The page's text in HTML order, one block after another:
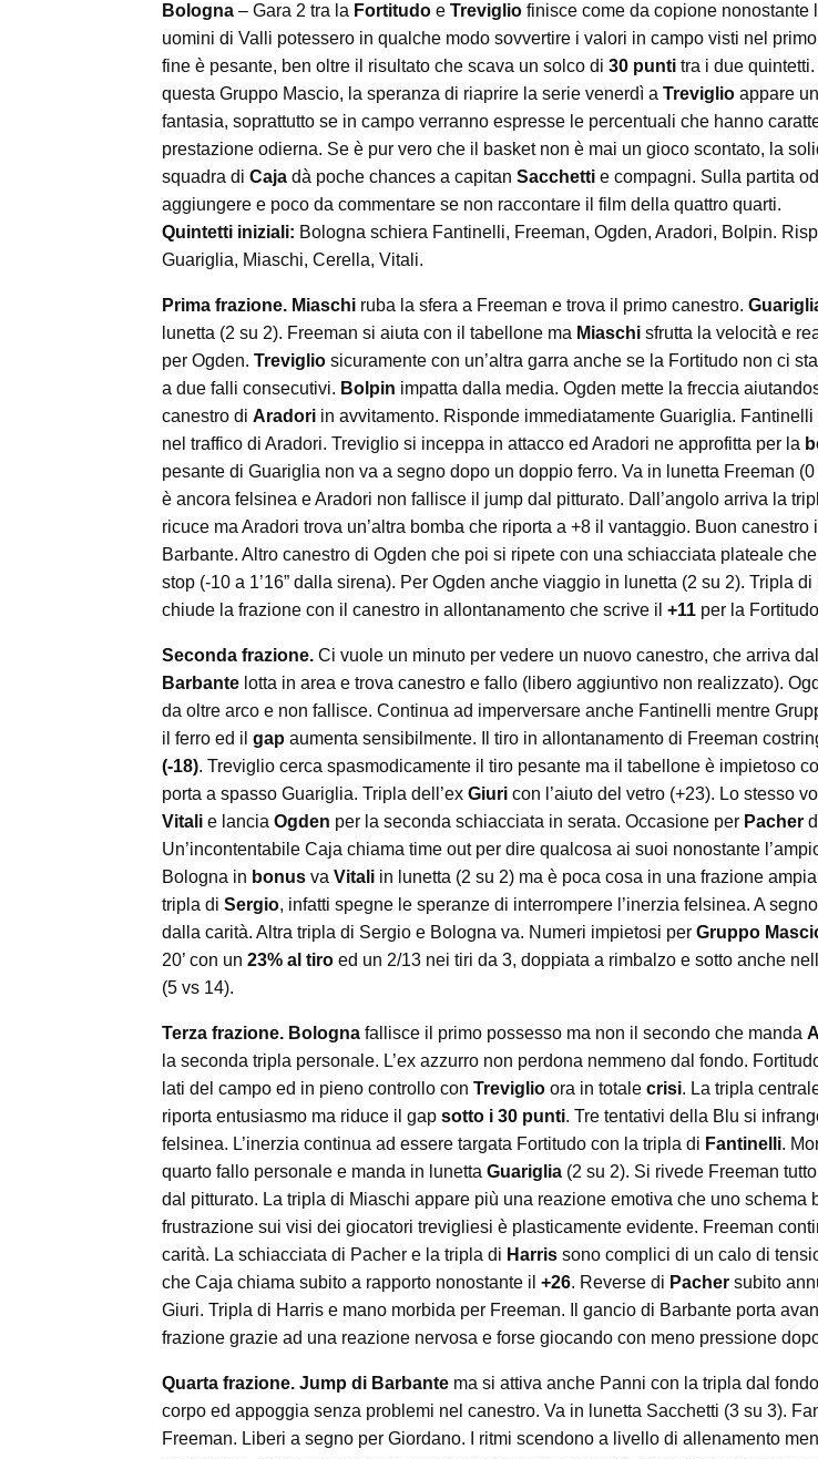
Bologna – Gara 2 tra la Fortitudo e Treviglio finisce come da copione nonostante
uomini di Valli potessero in qualche modo sovvertire i valori in campo visti nel
fine è pesante, ben oltre il risultato che scava un solco di 30 punti tra i due
questa Gruppo Mascio, la speranza di riaprire la serie venerdì a Treviglio appare
fantasia, soprattutto se in campo verranno espresse le percentuali che hanno
prestazione odierna. Se è pur vero che il basket non è mai un gioco scontato, la
squadra di Caja dà poche chances a capitan Sacchetti e compagni. Sulla partita
aggiungere e poco da commentare se non raccontare il film della quattro quarti.
Quintetti iniziali: Bologna schiera Fantinelli, Freeman, Ogden, Aradori, Bolpin.
Guariglia, Miaschi, Cerella, Vitali.
Prima frazione. Miaschi ruba la sfera a Freeman e trova il primo canestro.
lunetta (2 su 2). Freeman si aiuta con il tabellone ma Miaschi sfrutta la velocità e
per Ogden. Treviglio sicuramente con un’altra garra anche se la Fortitudo non ci
a due falli consecutivi. Bolpin impatta dalla media. Ogden mette la freccia
canestro di Aradori in avvitamento. Risponde immediatamente Guariglia. Fantinelli
nel traffico di Aradori. Treviglio si inceppa in attacco ed Aradori ne approfitta per la
pesante di Guariglia non va a segno dopo un doppio ferro. Va in lunetta Freeman
è ancora felsinea e Aradori non fallisce il jump dal pitturato. Dall’angolo arriva la
ricuce ma Aradori trova un’altra bomba che riporta a +8 il vantaggio. Buon canestro
Barbante. Altro canestro di Ogden che poi si ripete con una schiacciata plateale
stop (-10 a 1’16” dalla sirena). Per Ogden anche viaggio in lunetta (2 su 2). Tripla di
chiude la frazione con il canestro in allontanamento che scrive il +11 per la
Seconda frazione. Ci vuole un minuto per vedere un nuovo canestro, che arriva
Barbante lotta in area e trova canestro e fallo (libero aggiuntivo non realizzato).
da oltre arco e non fallisce. Continua ad imperversare anche Fantinelli mentre
il ferro ed il gap aumenta sensibilmente. Il tiro in allontanamento di Freeman
(-18). Treviglio cerca spasmodicamente il tiro pesante ma il tabellone è impietoso
porta a spasso Guariglia. Tripla dell’ex Giuri con l’aiuto del vetro (+23). Lo stesso
Vitali e lancia Ogden per la seconda schiacciata in serata. Occasione per Pacher
Un’incontentabile Caja chiama time out per dire qualcosa ai suoi nonostante
Bologna in bonus va Vitali in lunetta (2 su 2) ma è poca cosa in una frazione
tripla di Sergio, infatti spegne le speranze di interrompere l’inerzia felsinea. A
dalla carità. Altra tripla di Sergio e Bologna va. Numeri impietosi per Gruppo
20’ con un 23% al tiro ed un 2/13 nei tiri da 3, doppiata a rimbalzo e sotto anche
(5 vs 14).
Terza frazione. Bologna fallisce il primo possesso ma non il secondo che manda
la seconda tripla personale. L’ex azzurro non perdona nemmeno dal fondo.
lati del campo ed in pieno controllo con Treviglio ora in totale crisi. La tripla
riporta entusiasmo ma riduce il gap sotto i 30 punti. Tre tentativi della Blu si
felsinea. L’inerzia continua ad essere targata Fortitudo con la tripla di Fantinelli.
quarto fallo personale e manda in lunetta Guariglia (2 su 2). Si rivede Freeman
dal pitturato. La tripla di Miaschi appare più una reazione emotiva che uno schema
frustrazione sui visi dei giocatori trevigliesi è plasticamente evidente. Freeman
carità. La schiacciata di Pacher e la tripla di Harris sono complici di un calo di
che Caja chiama subito a rapporto nonostante il +26. Reverse di Pacher subito
Giuri. Tripla di Harris e mano morbida per Freeman. Il gancio di Barbante porta
frazione grazie ad una reazione nervosa e forse giocando con meno pressione
Quarta frazione. Jump di Barbante ma si attiva anche Panni con la tripla dal
corpo ed appoggia senza problemi nel canestro. Va in lunetta Sacchetti (3 su 3).
Freeman. Liberi a segno per Giordano. I ritmi scendono a livello di allenamento